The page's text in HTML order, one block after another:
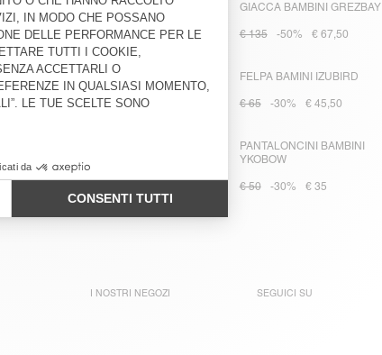
MAGLIONE BAMBINI EAST
€ 100 -30% € 70
GIACCA BAMBINI GREZBAY
€ 135 -50% € 67,50
PANTALONI BAMBINI PADOW
€ 80 -30% € 56
FELPA BAMINI IZUBIRD
€ 65 -30% € 45,50
GREZBAY
PANTALONCINI BAMBINI
YKOBOW
€ 50 -30% € 35
I NOSTRI NEGOZI SEGUICI SU